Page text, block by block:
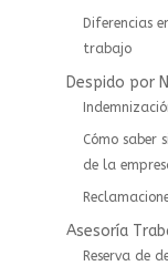
Diferencias
trabajo
Despido por
Cómo saber
de la
Asesoría
⁠⁠Reserva de